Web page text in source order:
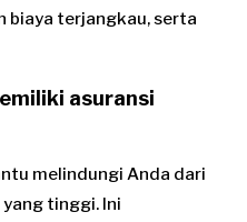
biaya terjangkau, serta
asuransi
melindungi Anda dari
tinggi. Ini